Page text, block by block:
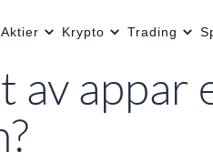
Aktier Krypto Trading
av appar